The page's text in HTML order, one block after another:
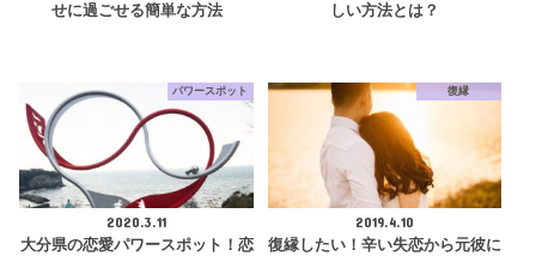
せに過ごせる簡単な方法
しい方法とは？
パワースポット
2020.3.11
大分県の恋愛パワースポット！恋
復縁
2019.4.10
復縁したい！辛い失恋から元彼に